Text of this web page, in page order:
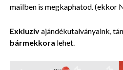
mailben is megkaphatod. (ekkor
Exkluzívajándékutalványaink,
bármekkora lehet.